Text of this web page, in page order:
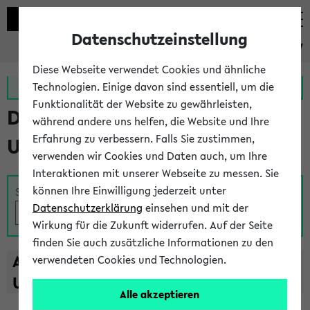
eKVV
Zur MeineUni App Zum MeineUni Portal
Das Lehrangebot der
Universität Bielefeld
Suche
A B C D E F G H I J K L M N O
U
V W X Y
Z
Datenschutzeinstellung
Diese Webseite verwendet Cookies und ähnliche
Technologien. Einige davon sind essentiell, um die
Funktionalität der Website zu gewährleisten,
während andere uns helfen, die Website und Ihre
Erfahrung zu verbessern. Falls Sie zustimmen,
verwenden wir Cookies und Daten auch, um Ihre
Interaktionen mit unserer Webseite zu messen. Sie
können Ihre Einwilligung jederzeit unter
Datenschutzerklärung einsehen und mit der
Wirkung für die Zukunft widerrufen. Auf der Seite
finden Sie auch zusätzliche Informationen zu den
verwendeten Cookies und Technologien.
Alle akzeptieren